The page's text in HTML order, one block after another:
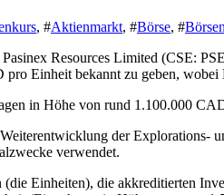
, #Aktienmarkt, #Börse, #
Resources Limited (CSE:
Einheit bekannt zu geben,
in Höhe von rund 1.100.000
der Explorations-
verwendet.
Einheiten), die akkreditierten